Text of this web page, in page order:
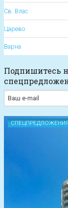
Св. Влас
Царево
Варна
Подпишитесь